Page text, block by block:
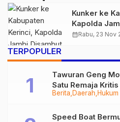
Kunker ke
Kapolda
Dandim
calendar_monthRabu, 23 Nov
TERPOPULER
Berita Daerah
Tawuran Geng
Satu Remaja
Ditangkap
Speed Boat